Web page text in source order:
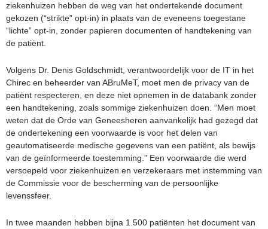
ziekenhuizen hebben de weg van het ondertekende document
gekozen (“strikte” opt-in) in plaats van de eveneens toegestane
“lichte” opt-in, zonder papieren documenten of handtekening van
de patiënt.
Volgens Dr. Denis Goldschmidt, verantwoordelijk voor de IT in het
Chirec en beheerder van ABruMeT, moet men de privacy van de
patiënt respecteren, en deze niet opnemen in de databank zonder
een handtekening, zoals sommige ziekenhuizen doen. “Men moet
weten dat de Orde van Geneesheren aanvankelijk had gezegd dat
de ondertekening een voorwaarde is voor het delen van
geautomatiseerde medische gegevens van een patiënt, als bewijs
van de geïnformeerde toestemming.” Een voorwaarde die werd
versoepeld voor ziekenhuizen en verzekeraars met instemming van
de Commissie voor de bescherming van de persoonlijke
levenssfeer.
In twee maanden hebben bijna 1.500 patiënten het document van